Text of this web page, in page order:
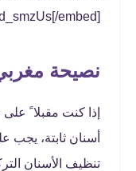
embed]
نصيحة
إذا كنت مقبلا
أسنان ثابتة،
تنظيف الأسنان